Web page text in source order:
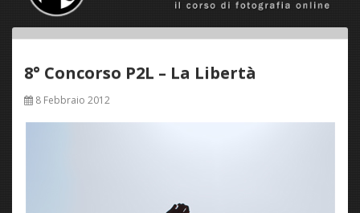
8° Concorso P2L – La Libertà
8 Febbraio 2012